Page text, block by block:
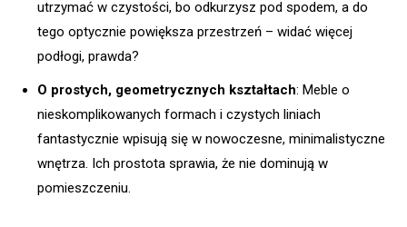
utrzymać w czystości, bo odkurzysz pod spodem, a do
tego optycznie powiększa przestrzeń – widać więcej
podłogi, prawda?
O prostych, geometrycznych kształtach: Meble o
nieskomplikowanych formach i czystych liniach
fantastycznie wpisują się w nowoczesne, minimalistyczne
wnętrza. Ich prostota sprawia, że nie dominują w
pomieszczeniu.